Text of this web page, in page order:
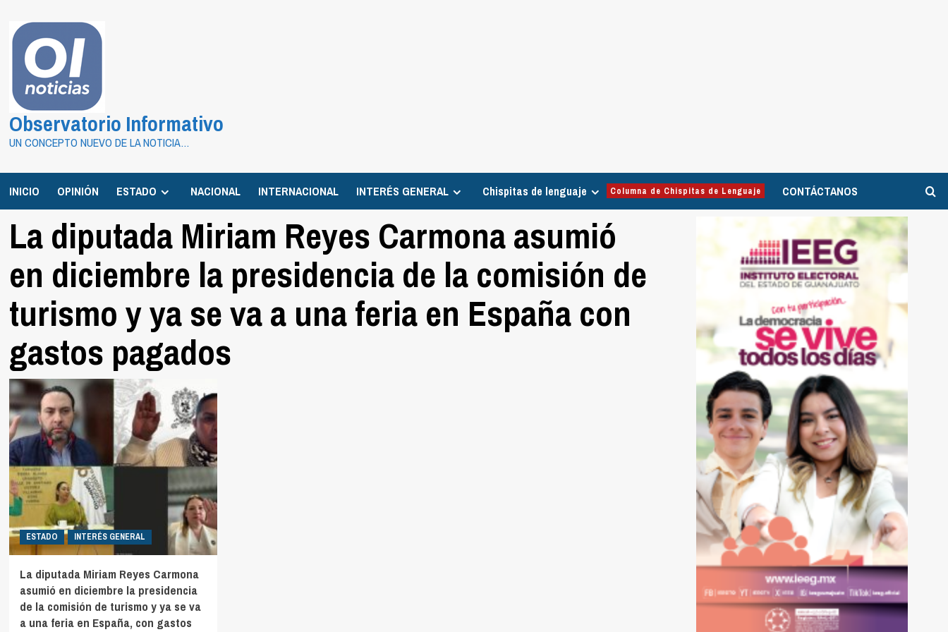
contenido
Observatorio Informativo
UN CONCEPTO NUEVO DE LA NOTICIA…
INICIO OPINIÓN ESTADO NACIONAL INTERNACIONAL INTERÉS GENERAL Chispitas de lenguaje Columna de Chispitas de Lenguaje CONTÁCTANOS
La diputada Miriam Reyes Carmona asumió
en diciembre la presidencia de la comisión de
turismo y ya se va a una feria en España con
gastos pagados
ESTADO INTERÉS GENERAL
La diputada Miriam Reyes Carmona
asumió en diciembre la presidencia
de la comisión de turismo y ya se va
a una feria en España, con gastos